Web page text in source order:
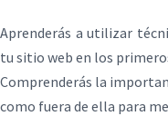
Aprenderás a utilizar
tu sitio web en los
Comprenderás la
como fuera de ella para